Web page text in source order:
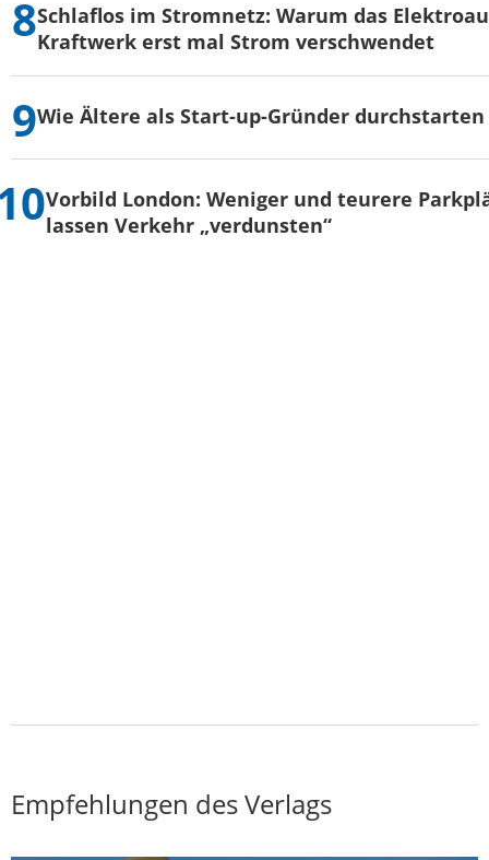
Schlaflos im Stromnetz: Warum das
Kraftwerk erst mal Strom verschwendet
Wie Ältere als Start-up-Gründer durchstarten
Vorbild London: Weniger und teurere
lassen Verkehr „verdunsten“
Empfehlungen des Verlags